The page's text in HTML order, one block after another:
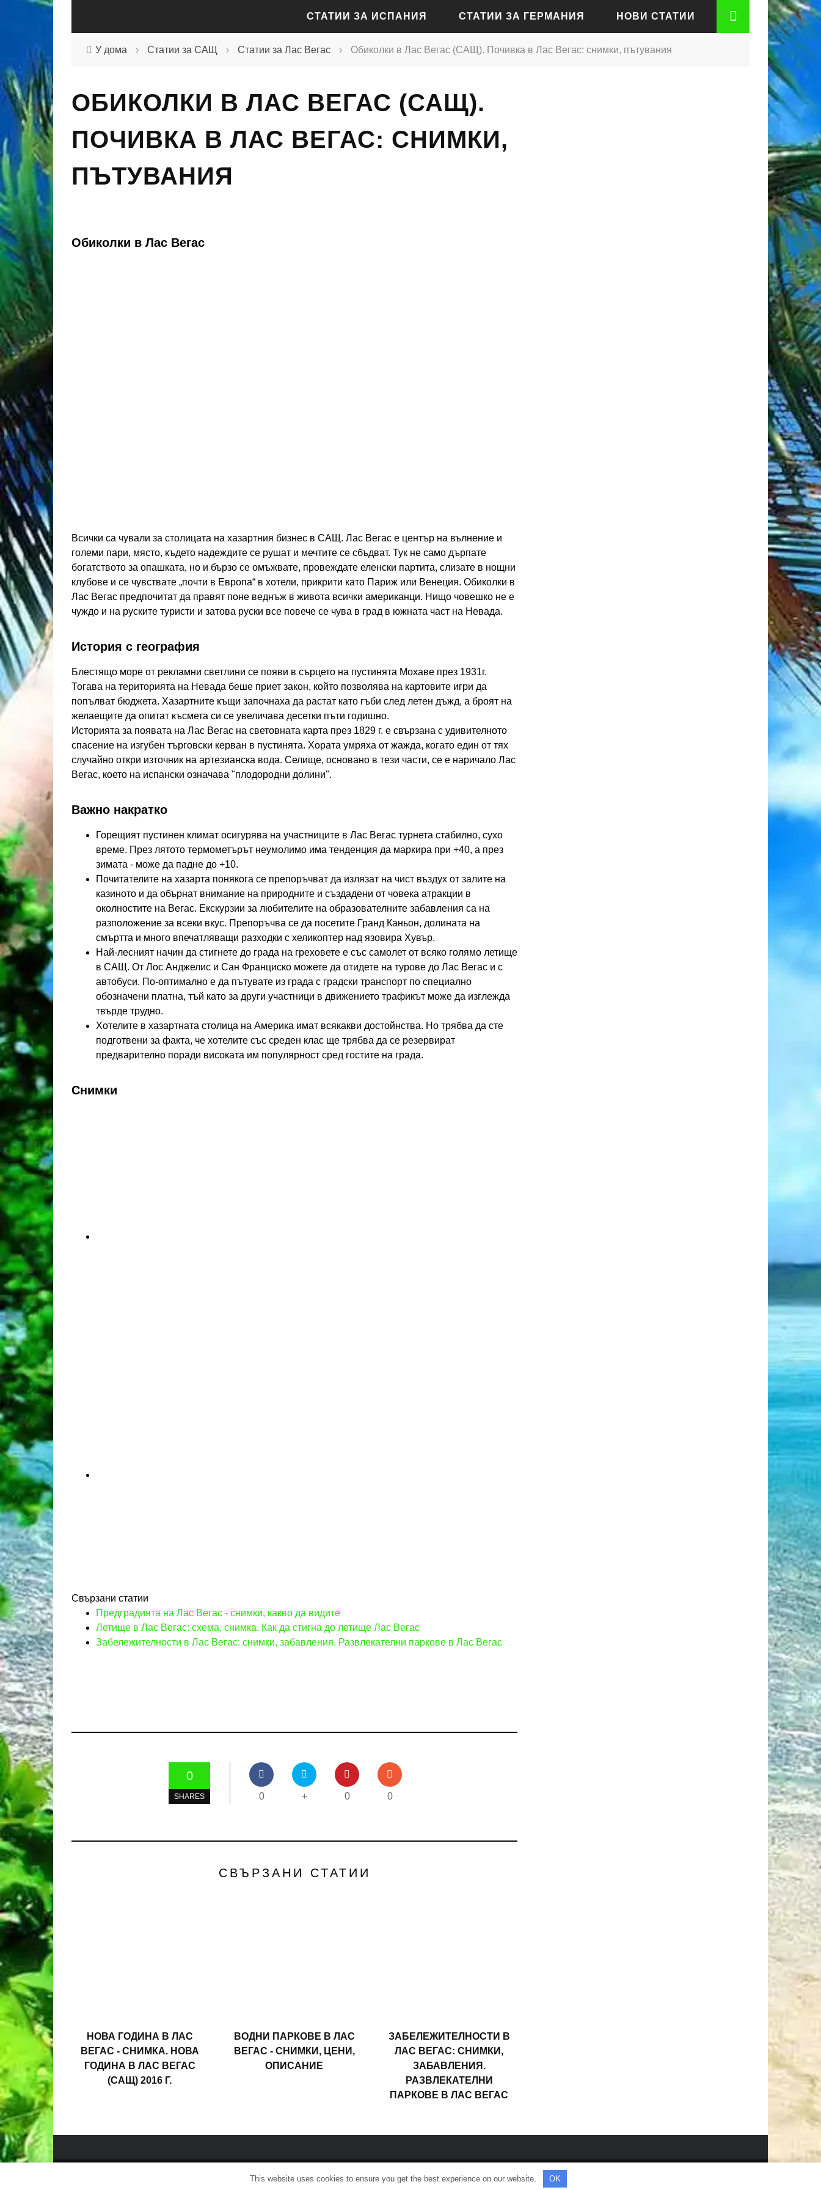
СТАТИИ ЗА ИСПАНИЯ
СТАТИИ ЗА БАРСЕЛОНА
СТАТИИ ЗА СЕВИЛЯ
СТАТИИ ЗА ГЕРМАНИЯ
СТАТИИ ЗА БЕРЛИН
СТАТИИ ЗА ДРЕЗДЕН
НОВИ СТАТИИ
У дома › Статии за САЩ › Статии за Лас Вегас › Обиколки в Лас Вегас (САЩ). Почивка в Лас Вегас: снимки, пътувания
ОБИКОЛКИ В ЛАС ВЕГАС (САЩ).
ПОЧИВКА В ЛАС ВЕГАС: СНИМКИ,
ПЪТУВАНИЯ
Обиколки в Лас Вегас
Всички са чували за столицата на хазартния бизнес в САЩ. Лас Вегас е център на вълнение и
големи пари, място, където надеждите се рушат и мечтите се сбъдват. Тук не само дърпате
богатството за опашката, но и бързо се омъжвате, провеждате еленски партита, слизате в нощни
клубове и се чувствате „почти в Европа“ в хотели, прикрити като Париж или Венеция. Обиколки в
Лас Вегас предпочитат да правят поне веднъж в живота всички американци. Нищо човешко не е
чуждо и на руските туристи и затова руски все повече се чува в град в южната част на Невада.
История с география
Блестящо море от рекламни светлини се появи в сърцето на пустинята Мохаве през 1931г.
Тогава на територията на Невада беше приет закон, който позволява на картовите игри да
попълват бюджета. Хазартните къщи започнаха да растат като гъби след летен дъжд, а броят на
желаещите да опитат късмета си се увеличава десетки пъти годишно.
Историята за появата на Лас Вегас на световната карта през 1829 г. е свързана с удивителното
спасение на изгубен търговски керван в пустинята. Хората умряха от жажда, когато един от тях
случайно откри източник на артезианска вода. Селище, основано в тези части, се е наричало Лас
Вегас, което на испански означава "плодородни долини".
Важно накратко
Горещият пустинен климат осигурява на участниците в Лас Вегас турнета стабилно, сухо
време. През лятото термометърът неумолимо има тенденция да маркира при +40, а през
зимата - може да падне до +10.
Почитателите на хазарта понякога се препоръчват да излязат на чист въздух от залите на
казиното и да обърнат внимание на природните и създадени от човека атракции в
околностите на Вегас. Екскурзии за любителите на образователните забавления са на
разположение за всеки вкус. Препоръчва се да посетите Гранд Каньон, долината на
смъртта и много впечатляващи разходки с хеликоптер над язовира Хувър.
Най-лесният начин да стигнете до града на греховете е със самолет от всяко голямо летище
в САЩ. От Лос Анджелис и Сан Франциско можете да отидете на турове до Лас Вегас и с
автобуси. По-оптимално е да пътувате из града с градски транспорт по специално
обозначени платна, тъй като за други участници в движението трафикът може да изглежда
твърде трудно.
Хотелите в хазартната столица на Америка имат всякакви достойнства. Но трябва да сте
подготвени за факта, че хотелите със среден клас ще трябва да се резервират
предварително поради високата им популярност сред гостите на града.
Снимки
Свързани статии
Предградията на Лас Вегас - снимки, какво да видите
Летище в Лас Вегас: схема, снимка. Как да стигна до летище Лас Вегас
Забележителности в Лас Вегас: снимки, забавления. Развлекателни паркове в Лас Вегас
0
SHARES 0 + 0 0
СВЪРЗАНИ СТАТИИ
НОВА ГОДИНА В ЛАС
ВЕГАС - СНИМКА. НОВА
ГОДИНА В ЛАС ВЕГАС
(САЩ) 2016 Г.
ВОДНИ ПАРКОВЕ В ЛАС
ВЕГАС - СНИМКИ, ЦЕНИ,
ОПИСАНИЕ
ЗАБЕЛЕЖИТЕЛНОСТИ В
ЛАС ВЕГАС: СНИМКИ,
ЗАБАВЛЕНИЯ.
РАЗВЛЕКАТЕЛНИ
ПАРКОВЕ В ЛАС ВЕГАС
This website uses cookies to ensure you get the best experience on our website. OK